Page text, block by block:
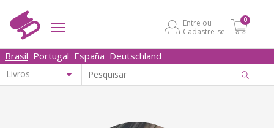
Entre ou
Cadastre-se
0
Brasil Portugal España Deutschland